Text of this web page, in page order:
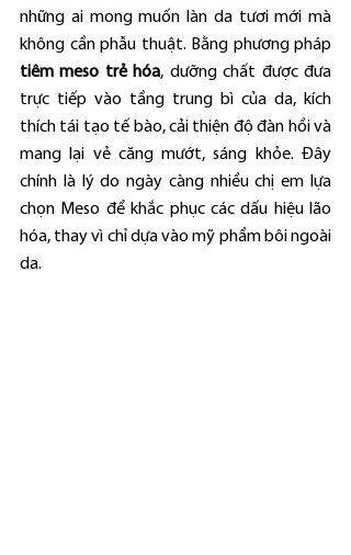
những ai mong muốn làn da tươi mới mà
tiêm meso trẻ hóa, dưỡng chất được đưa
trực tiếp vào tầng trung bì của da, kích
thích tái tạo tế bào, cải thiện độ đàn hồi và
mang lại vẻ căng mướt, sáng khỏe. Đây
chính là lý do ngày càng nhiều chị em lựa
chọn Meso để khắc phục các dấu hiệu lão
hóa, thay vì chỉ dựa vào mỹ phẩm bôi ngoài
da.